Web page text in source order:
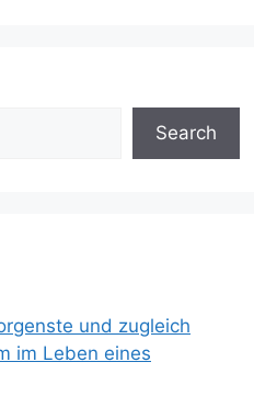
Search
und zugleich
im Leben eines